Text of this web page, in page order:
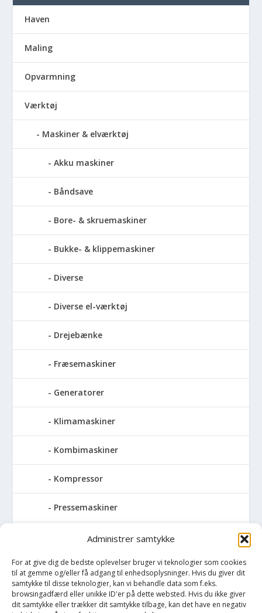
Administrer samtykke
For at give dig de bedste oplevelser bruger vi teknologier som cookies
til at gemme og/eller få adgang til enhedsoplysninger. Hvis du giver dit
samtykke til disse teknologier, kan vi behandle data som f.eks.
browsingadfærd eller unikke ID'er på dette websted. Hvis du ikke giver
dit samtykke eller trækker dit samtykke tilbage, kan det have en negativ
Haven
Maling
Opvarmning
Værktøj
Maskiner & elværktøj
Akku maskiner
Båndsave
Bore- & skruemaskiner
Bukke- & klippemaskiner
Diverse
Diverse el-værktøj
Drejebænke
Fræsemaskiner
Generatorer
Klimamaskiner
Kombimaskiner
Kompressor
Pressemaskiner
Dornpresser
Værkstedspresser
Save